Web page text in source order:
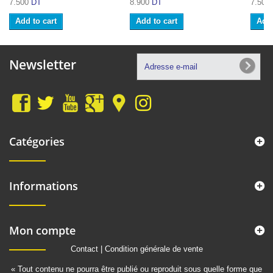
7.500 DT
Add to cart
8.900 DT
Add to cart
7.500
Newsletter
Catégories
Informations
Contact| Condition générale de vente
« Tout contenu ne pourra être publié ou reproduit sous quelle forme que
Mon compte